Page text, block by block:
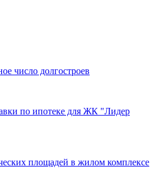
число долгостроев
по ипотеке для ЖК "Лидер
площадей в жилом комплексе